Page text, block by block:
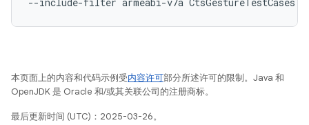
本页面上的内容和代码示例受内容许可部分所述许可的限制。Java 和
OpenJDK 是 Oracle 和/或其关联公司的注册商标。
最后更新时间 (UTC)：2025-03-26。